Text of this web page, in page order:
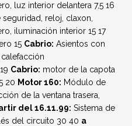
luz interior delantera 7,5 16
reloj, claxon,
iluminación interior 15 17
15 Cabrio: Asientos con
19 Cabrio: motor de la capota
20 Motor 160: Módulo de
de la ventana trasera,
del 16.11.99: Sistema de
del circuito 30 40 a